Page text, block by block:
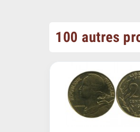
100 autres